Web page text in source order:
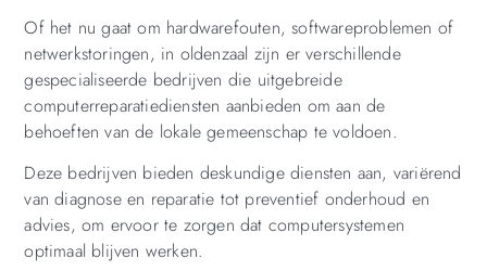
Of het nu gaat om hardwarefouten, softwareproblemen of
netwerkstoringen, in oldenzaal zijn er verschillende
gespecialiseerde bedrijven die uitgebreide
computerreparatiediensten aanbieden om aan de
behoeften van de lokale gemeenschap te voldoen.
Deze bedrijven bieden deskundige diensten aan, variërend
van diagnose en reparatie tot preventief onderhoud en
advies, om ervoor te zorgen dat computersystemen
optimaal blijven werken.